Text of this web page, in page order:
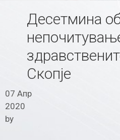
Десетмина
Скопје
07 Апр
2020
by